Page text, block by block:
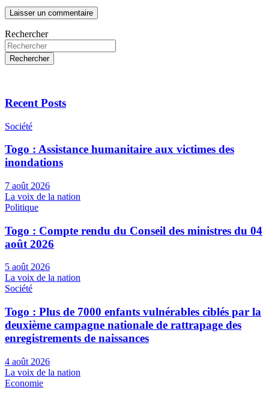
Rechercher
Rechercher
Recent Posts
Société
Togo : Assistance humanitaire aux victimes des
inondations
7 août 2026
La voix de la nation
Politique
Togo : Compte rendu du Conseil des ministres du 04
août 2026
5 août 2026
La voix de la nation
Société
Togo : Plus de 7000 enfants vulnérables ciblés par la
deuxième campagne nationale de rattrapage des
enregistrements de naissances
4 août 2026
La voix de la nation
Economie